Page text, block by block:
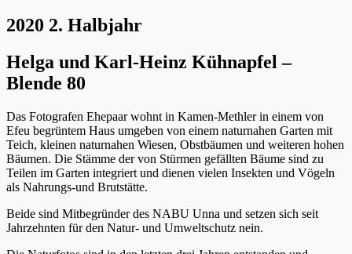
2020 2. Halbjahr
Helga und Karl-Heinz Kühnapfel –
Blende 80
Das Fotografen Ehepaar wohnt in Kamen-Methler in einem von
Efeu begrüntem Haus umgeben von einem naturnahen Garten mit
Teich, kleinen naturnahen Wiesen, Obstbäumen und weiteren hohen
Bäumen. Die Stämme der von Stürmen gefällten Bäume sind zu
Teilen im Garten integriert und dienen vielen Insekten und Vögeln
als Nahrungs-und Brutstätte.
Beide sind Mitbegründer des NABU Unna und setzen sich seit
Jahrzehnten für den Natur- und Umweltschutz nein.